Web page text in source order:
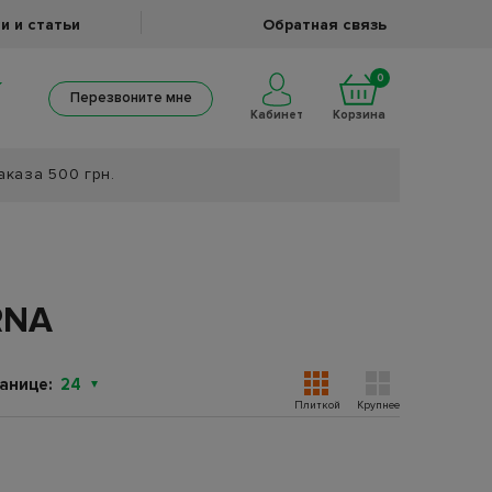
и статьи Обратная связь
Перезвоните мне
Кабинет
0
Корзина
500 грн.
24
Плиткой Крупнее